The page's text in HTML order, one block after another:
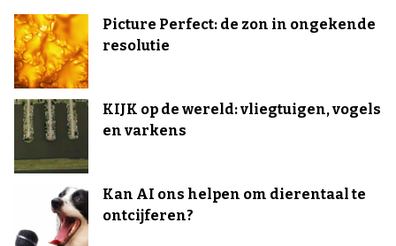
Picture Perfect: de zon in ongekende
resolutie
KIJK op de wereld: vliegtuigen, vogels
en varkens
Kan AI ons helpen om dierentaal te
ontcijferen?